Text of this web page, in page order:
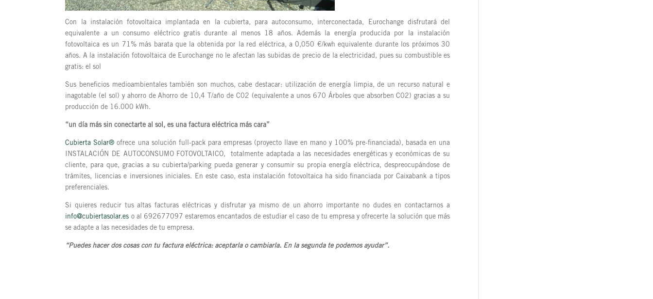
Con la instalación fotovoltaica implantada en la cubierta, para autoconsumo, interconectada, Eurochange disfrutará del
equivalente a un consumo eléctrico gratis durante al menos 18 años. Además la energía producida por la instalación
fotovoltaica es un 71% más barata que la obtenida por la red eléctrica, a 0,050 €/kwh equivalente durante los próximos 30
años. A la instalación fotovoltaica de Eurochange no le afectan las subidas de precio de la electricidad, pues su combustible es
gratis: el sol
Sus beneficios medioambientales también son muchos, cabe destacar: utilización de energía limpia, de un recurso natural e
inagotable (el sol) y ahorro de Ahorro de 10,4 T/año de C02 (equivalente a unos 670 Árboles que absorben C02) gracias a su
producción de 16.000 kWh.
“un día más sin conectarte al sol, es una factura eléctrica más cara”
Cubierta Solar® ofrece una solución full-pack para empresas (proyecto llave en mano y 100% pre-financiada), basada en una
INSTALACIÓN DE AUTOCONSUMO FOTOVOLTAICO, totalmente adaptada a las necesidades energéticas y económicas de su
cliente, para que, gracias a su cubierta/parking pueda generar y consumir su propia energía eléctrica, despreocupándose de
trámites, licencias e inversiones iniciales. En este caso, esta instalación fotovoltaica ha sido financiada por Caixabank a tipos
preferenciales.
Si quieres reducir tus altas facturas eléctricas y disfrutar ya mismo de un ahorro importante no dudes en contactarnos a
info@cubiertasolar.es o al 692677097 estaremos encantados de estudiar el caso de tu empresa y ofrecerte la solución que más
se adapte a las necesidades de tu empresa.
“Puedes hacer dos cosas con tu factura eléctrica: aceptarla o cambiarla. En la segunda te podemos ayudar”.